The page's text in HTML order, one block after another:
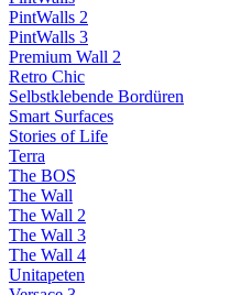
PintWalls 2
PintWalls 3
Premium Wall 2
Retro Chic
Selbstklebende Bordüren
Smart Surfaces
Stories of Life
Terra
The BOS
The Wall
The Wall 2
The Wall 3
The Wall 4
Unitapeten